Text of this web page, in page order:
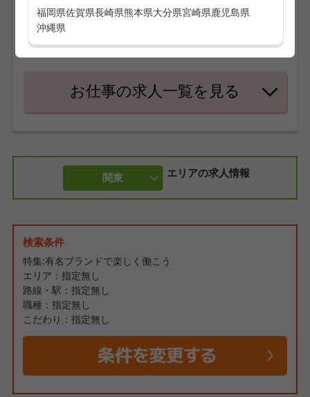
福岡県佐賀県長崎県熊本県大分県宮崎県鹿児島県
沖縄県
【弊社について】
『博報堂グループ』だからこその充実したサポートがあり、
未経験でも安心！20～40代が活躍中の職場で、スキルアッ
プできるチャンスも豊富です☆
お仕事の求人一覧を見る
関東 エリアの求人情報
検索条件
特集:有名ブランドで楽しく働こう
エリア：指定無し
路線・駅：指定無し
職種：指定無し
こだわり：指定無し